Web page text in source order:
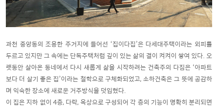
과천 중앙동의 조용한 주거지에 들어선 ‘집이다집’은 다세대주택이라는 외피를
두르고 있지만 그 속에는 단독주택처럼 깊이 있는 삶의 결이 켜켜이 쌓여 있다. 오
랫동안 살아온 동네에서 다시 새롭게 삶을 시작하려는 건축주의 다짐은 ‘아파트
보다 더 살기 좋은 집’이라는 철학으로 구체화되었고, 소하건축은 그 뜻에 공감하
며 익숙한 장소에 새로운 거주방식을 덧입혔다.
이 집은 지하 없이 4층, 다락, 옥상으로 구성되어 각 층의 기능이 명확히 분리되면